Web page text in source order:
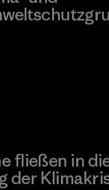
fließen in
der